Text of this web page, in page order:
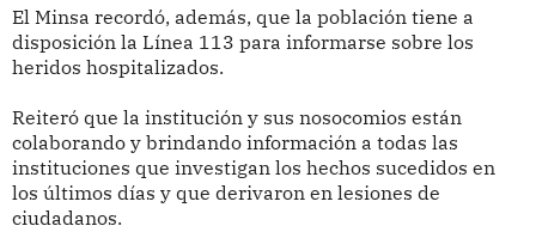
El Minsa recordó, además, que la población tiene a
disposición la Línea 113 para informarse sobre los
heridos hospitalizados.
Reiteró que la institución y sus nosocomios están
colaborando y brindando información a todas las
instituciones que investigan los hechos sucedidos en
los últimos días y que derivaron en lesiones de
ciudadanos.